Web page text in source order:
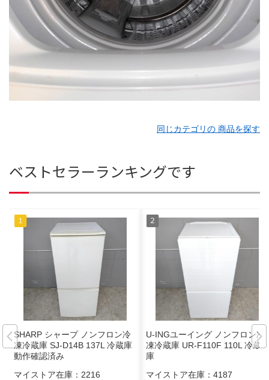
同じカテゴリの 商品を探す
ベストセラーランキングです
SHARP シャープ ノンフロン冷
凍冷蔵庫 SJ-D14B 137L 冷蔵庫
動作確認済み
マイストア在庫： 2216
U-INGユーイング ノンフロン冷
凍冷蔵庫 UR-F110F 110L 冷蔵
庫
マイストア在庫： 4187